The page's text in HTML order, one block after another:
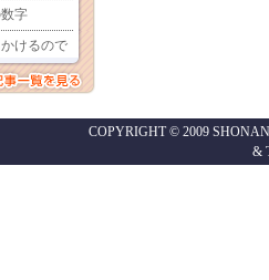
COPYRIGHT © 2009
&